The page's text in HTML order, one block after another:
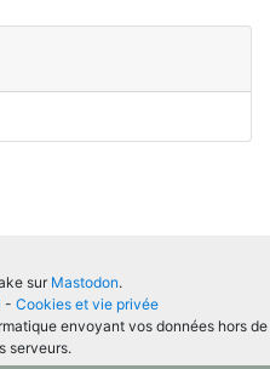
sur Mastodon.
- Cookies et vie privée
envoyant vos données hors de
serveurs.